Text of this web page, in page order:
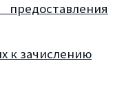
к зачислению